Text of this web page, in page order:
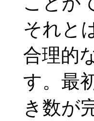
それと
合理的
す。最
き数が